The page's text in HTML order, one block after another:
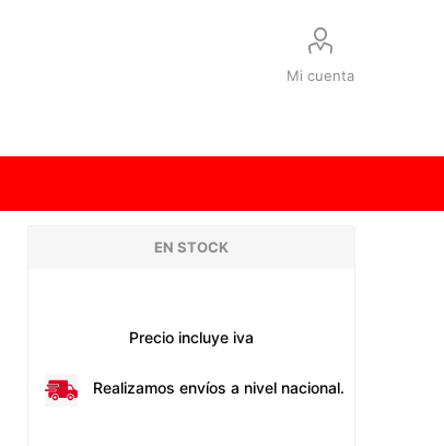
Mi cuenta
EN STOCK
Precio incluye iva
Realizamos envíos a nivel nacional.